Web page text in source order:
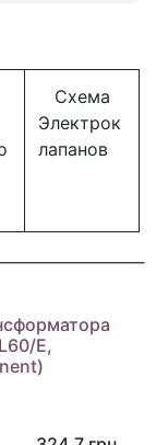
Схема
Электрок
лапанов
E,